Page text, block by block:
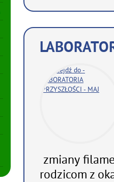
zmiany
rodzicom z